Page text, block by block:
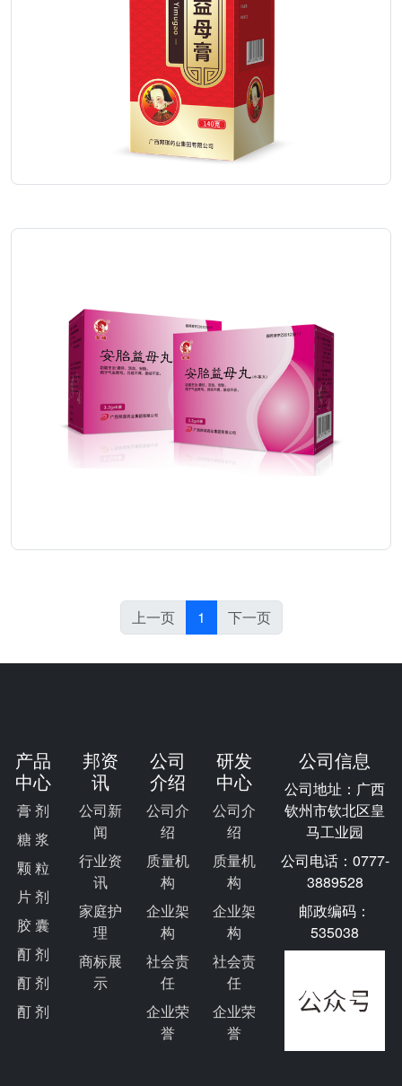
上一页 1 下一页
产品
中心
膏 剂
糖 浆
颗 粒
片 剂
胶 囊
酊 剂
酊 剂
酊 剂
邦资
讯
公司新
闻
行业资
讯
家庭护
理
商标展
示
公司
介绍
公司介
绍
质量机
构
企业架
构
社会责
任
企业荣
誉
研发
中心
公司介
绍
质量机
构
企业架
构
社会责
任
企业荣
誉
公司信息
公司地址：广西
钦州市钦北区皇
马工业园
公司电话：0777-
3889528
邮政编码：
535038